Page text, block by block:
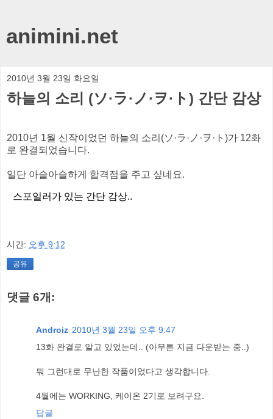
animini.net
2010년 3월 23일 화요일
하늘의 소리 (ソ·ラ·ノ·ヲ·ト) 간단 감상
2010년 1월 신작이었던 하늘의 소리(ソ·ラ·ノ·ヲ·ト)가 12화
로 완결되었습니다.
일단 아슬아슬하게 합격점을 주고 싶네요.
스포일러가 있는 간단 감상..
시간: 오후 9:12
공유
댓글 6개:
Androiz 2010년 3월 23일 오후 9:47
13화 완결로 알고 있었는데.. (아무튼 지금 다운받는 중..)
뭐 그런대로 무난한 작품이었다고 생각합니다.
4월에는 WORKING, 케이온 2기로 보려구요.
답글